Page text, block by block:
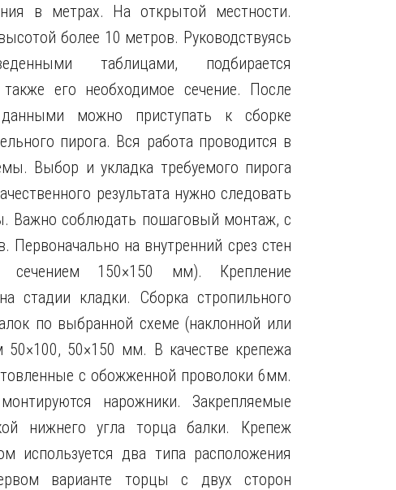
в метрах. На открытой местности.
более 10 метров. Руководствуясь
таблицами, подбирается
его необходимое сечение. После
можно приступать к сборке
пирога. Вся работа проводится в
Выбор и укладка требуемого пирога
результата нужно следовать
Важно соблюдать пошаговый монтаж, с
Первоначально на внутренний срез стен
сечением 150×150 мм). Крепление
стадии кладки. Сборка стропильного
по выбранной схеме (наклонной или
50×100, 50×150 мм. В качестве крепежа
с обожженной проволоки 6мм.
нарожники. Закрепляемые
нижнего угла торца балки. Крепеж
используется два типа расположения
варианте торцы с двух сторон